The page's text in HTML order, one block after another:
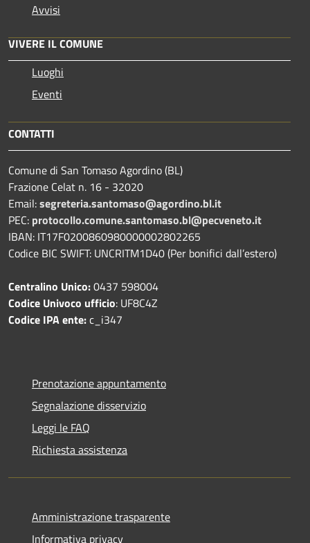
Avvisi
VIVERE IL COMUNE
Luoghi
Eventi
CONTATTI
Comune di San Tomaso Agordino (BL)
Frazione Celat n. 16 - 32020
Email:segreteria.santomaso@agordino.bl.it
PEC: protocollo.comune.santomaso.bl@pecveneto.it
IBAN: IT17F0200860980000002802265
Codice BIC SWIFT: UNCRITM1D40 (Per bonifici dall’estero)
Centralino Unico:0437 598004
Codice Univoco ufficio: UF8C4Z
Codice IPA ente:c_i347
Prenotazione appuntamento
Segnalazione disservizio
Leggi le FAQ
Richiesta assistenza
Amministrazione trasparente
Informativa privacy